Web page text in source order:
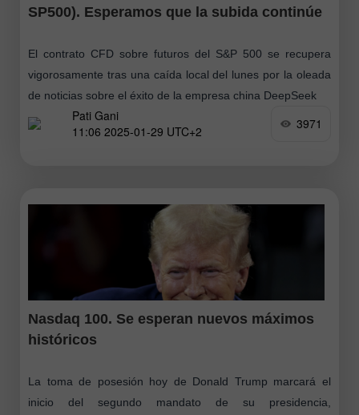
SP500). Esperamos que la subida continúe
El contrato CFD sobre futuros del S&P 500 se recupera
vigorosamente tras una caída local del lunes por la oleada
de noticias sobre el éxito de la empresa china DeepSeek
Pati Gani
11:06 2025-01-29 UTC+2
3971
Nasdaq 100. Se esperan nuevos máximos
históricos
La toma de posesión hoy de Donald Trump marcará el
inicio del segundo mandato de su presidencia,